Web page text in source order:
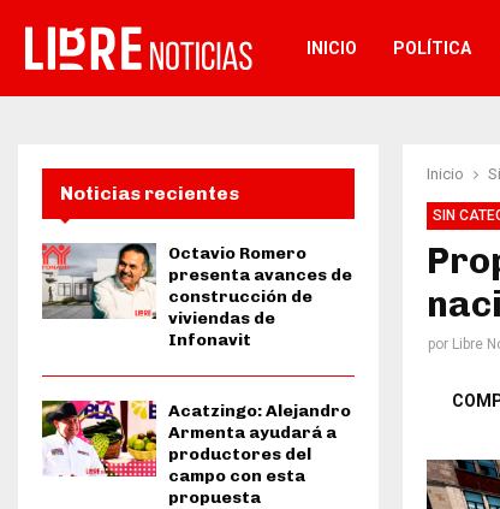
INICIO POLÍTICA
Inicio
SIN
por Libre
Noticias recientes
Octavio Romero
presenta avances de
construcción de
viviendas de
Infonavit
Acatzingo: Alejandro
Armenta ayudará a
productores del
campo con esta
propuesta